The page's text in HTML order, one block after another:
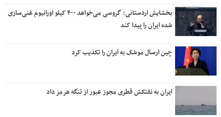
بخشایش اردستانی: گروسی می‌خواهد ۴۰۰ کیلو اورانیوم غنی‌سازی
شده ایران را پیدا کند
چین ارسال موشک به ایران را تکذیب کرد
ایران به نفتکش قطری مجوز عبور از تنگه هرمز داد